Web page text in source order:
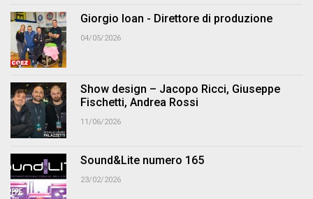
Giorgio Ioan - Direttore di produzione
04/05/2026
Show design – Jacopo Ricci, Giuseppe
Fischetti, Andrea Rossi
11/06/2026
Sound&Lite numero 165
23/02/2026